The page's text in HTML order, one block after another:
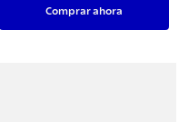
Comprar ahora